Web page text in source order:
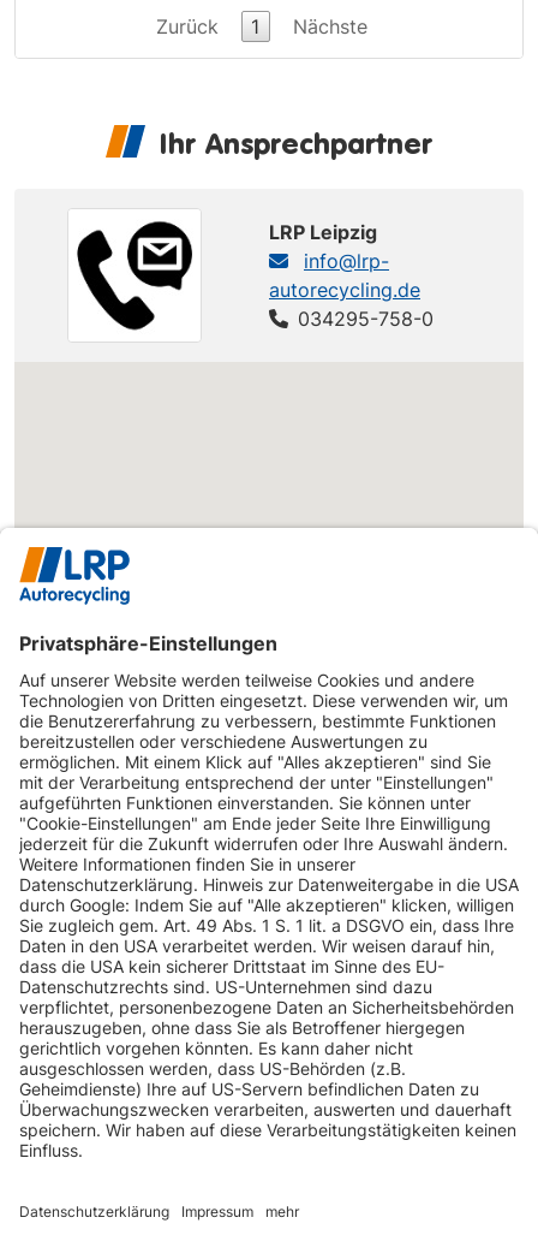
Zurück 1 Nächste
Ihr Ansprechpartner
LRP Leipzig
info@lrp-
autorecycling.de
034295-758-0
INFORMATIONEN
KUNDENSERVICE
INFORMATIONEN
ZAHLUNGSARTEN
KONTAKT
GEPRÜFTE QUALITÄT